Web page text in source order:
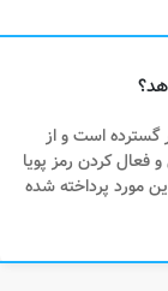
گسترده است و از
کردن رمز پویا
مورد پرداخته شده